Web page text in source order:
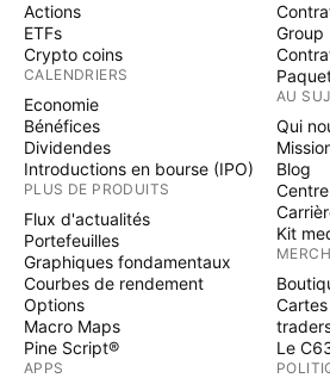
Actions
ETFs
Crypto coins
CALENDRIERS
Economie
Bénéfices
Dividendes
Introductions en bourse (IPO)
PLUS DE PRODUITS
Flux d'actualités
Portefeuilles
Graphiques fondamentaux
Courbes de rendement
Options
Macro Maps
Pine Script®
APPS
Group
AU
Qui
Blog
Kit
MERCH
Le